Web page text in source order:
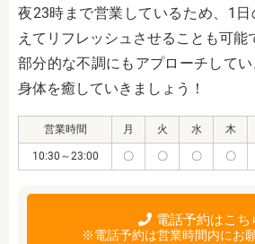
夜23時まで営業しているため、1
えてリフレッシュさせることも可能
部分的な不調にもアプローチして
身体を癒していきましょう！
営業時間 月 火 水 木
10:30～23:00 〇 〇 〇 〇
電話予約はこち
※電話予約は営業時間内にお願